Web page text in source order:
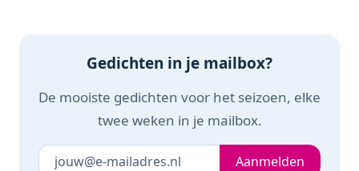
Gedichten in je mailbox?
De mooiste gedichten voor het seizoen, elke
twee weken in je mailbox.
Laat dit veld leeg Je e-mailadresAanmelden